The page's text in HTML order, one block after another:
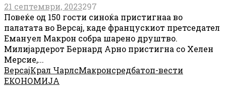
21 септември, 2023297
Повеќе од 150 гости синоќа пристигнаа во
палатата во Версај, каде францускиот претседател
Емануел Макрон собра шарено друштво.
Милијардерот Бернард Арно пристигна со Хелен
Мерсие,...
ВерсајКрал ЧарлсМакронсредбатоп-вести
ЕКОНОМИЈА